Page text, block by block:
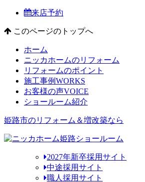
来店予約
このページのトップへ
ホーム
ニッカホームのリフォーム
リフォームのポイント
施工事例WORKS
お客様の声VOICE
ショールーム紹介
姫路市のリフォーム＆増改築なら
2027年新卒採用サイト
中途採用サイト
職人採用サイト